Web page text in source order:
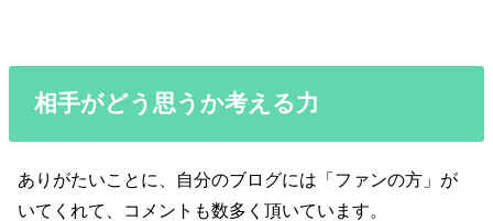
相手がどう思うか考える力
ありがたいことに、自分のブログには「ファンの方」が
いてくれて、コメントも数多く頂いています。